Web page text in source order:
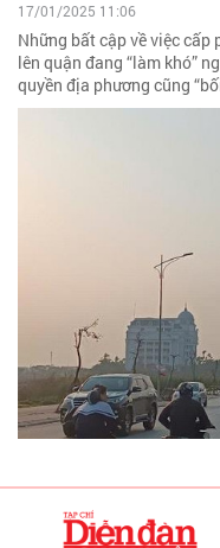
17/01/2025 11:06
Những bất cập về việc cấp
lên quận đang “làm khó”
quyền địa phương cũng